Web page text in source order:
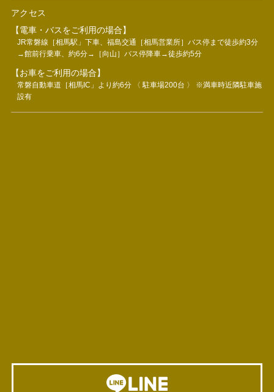
アクセス
【電車・バスをご利用の場合】
JR常磐線［相馬駅」下車、福島交通［相馬営業所］バス停まで徒歩約3分
→館前行乗車、約6分→［向山］バス停降車→徒歩約5分
【お車をご利用の場合】
常磐自動車道［相馬IC」より約6分 〈 駐車場200台 〉 ※満車時近隣駐車施
設有